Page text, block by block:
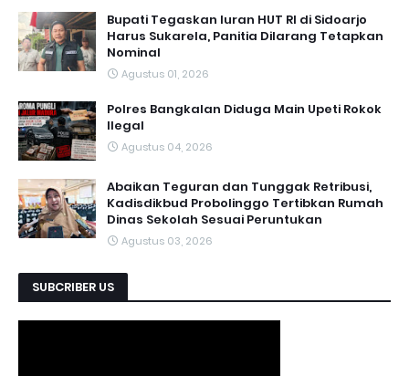
Bupati Tegaskan Iuran HUT RI di Sidoarjo
Harus Sukarela, Panitia Dilarang Tetapkan
Nominal
Agustus 01, 2026
Polres Bangkalan Diduga Main Upeti Rokok
Ilegal
Agustus 04, 2026
Abaikan Teguran dan Tunggak Retribusi,
Kadisdikbud Probolinggo Tertibkan Rumah
Dinas Sekolah Sesuai Peruntukan
Agustus 03, 2026
SUBCRIBER US